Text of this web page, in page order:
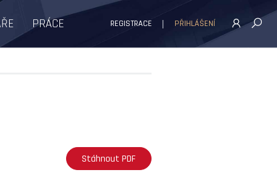
PRÁCE REGISTRACE PŘIHLÁŠENÍ
Stáhnout PDF